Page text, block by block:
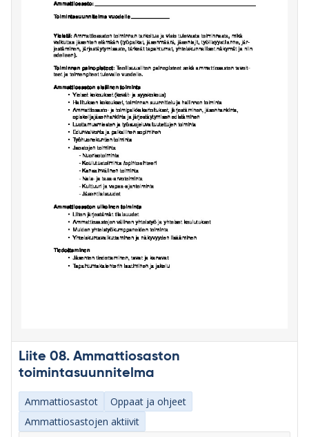
Liite 08. Ammattiosaston
toimintasuunnitelma
Ammattiosastot
Oppaat ja ohjeet
Ammattiosastojen aktiivit